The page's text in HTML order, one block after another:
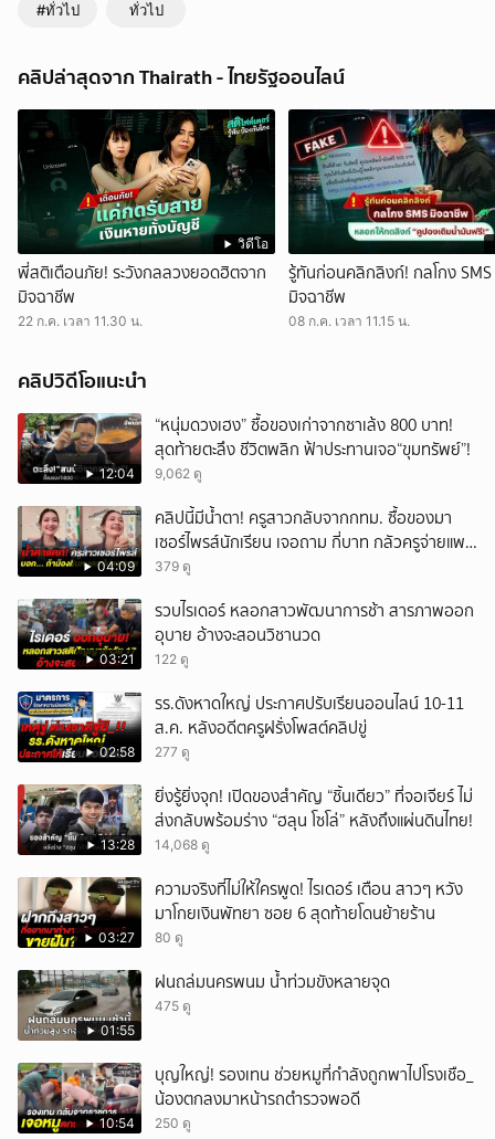
#ทั่วไป ทั่วไป
คลิปล่าสุดจาก Thairath - ไทยรัฐออนไลน์
วิดีโอ
พี่สติเตือนภัย! ระวังกลลวงยอดฮิตจาก
มิจฉาชีพ
22 ก.ค. เวลา 11.30 น.
รู้ทันก่อนคลิกลิงก์! กลโกง SMS
มิจฉาชีพ
08 ก.ค. เวลา 11.15 น.
คลิปวิดีโอแนะนำ
12:04
“หนุ่มดวงเฮง” ซื้อของเก่าจากซาเล้ง 800 บาท!
สุดท้ายตะลึง ชีวิตพลิก ฟ้าประทานเจอ“ขุมทรัพย์”!
9,062 ดู
04:09
คลิปนี้มีน้ำตา! ครูสาวกลับจากกทม. ซื้อของมา
เซอร์ไพรส์นักเรียน เจอถาม กี่บาท กลัวครูจ่ายแพง
w
379 ดู
03:21
รวบไรเดอร์ หลอกสาวพัฒนาการช้า สารภาพออก
อุบาย อ้างจะสอนวิชานวด
122 ดู
02:58
รร.ดังหาดใหญ่ ประกาศปรับเรียนออนไลน์ 10-11
ส.ค. หลังอดีตครูฝรั่งโพสต์คลิปขู่
277 ดู
13:28
ยิ่งรู้ยิ่งจุก! เปิดของสำคัญ “ชิ้นเดียว” ที่จอเจียร์ ไม่
ส่งกลับพร้อมร่าง “ฮลุน โซโล่” หลังถึงแผ่นดินไทย!
14,068 ดู
03:27
ความจริงที่ไม่ให้ใครพูด! ไรเดอร์ เตือน สาวๆ หวัง
มาโกยเงินพัทยา ซอย 6 สุดท้ายโดนย้ายร้าน
80 ดู
01:55
ฝนถล่มนครพนม น้ำท่วมขังหลายจุด
475 ดู
10:54
บุญใหญ่! รองเทน ช่วยหมูที่กำลังถูกพาไปโรงเชือ_
น้องตกลงมาหน้ารถตำรวจพอดี
250 ดู